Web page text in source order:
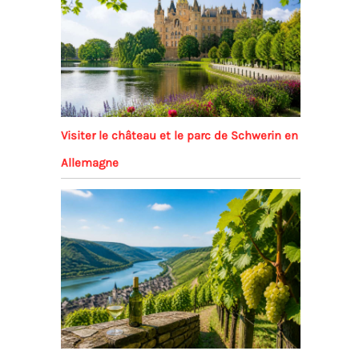
Visiter le château et le parc de Schwerin en
Allemagne